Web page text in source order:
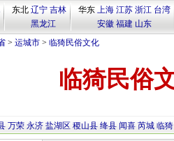
东北 辽宁 吉林
黑龙江
华东 上海 江苏 浙江 台湾
安徽 福建 山东
> 运城市> 临猗民俗文化
临猗民俗
万荣 永济 盐湖区 稷山县 绛县 闻喜 芮城 临猗